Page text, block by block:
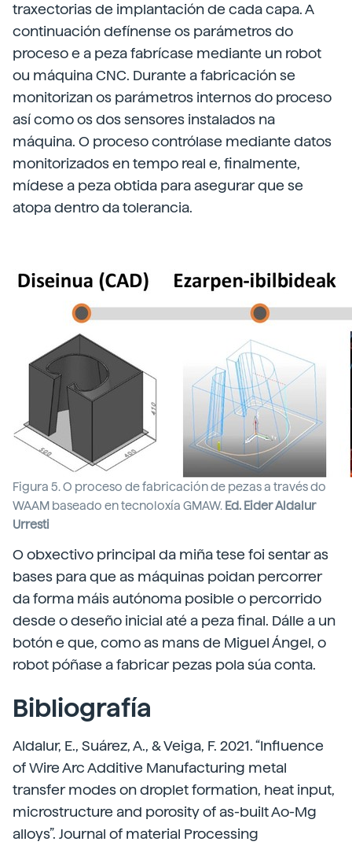
traxectorias de implantación de cada capa. A
continuación defínense os parámetros do
proceso e a peza fabrícase mediante un robot
ou máquina CNC. Durante a fabricación se
monitorizan os parámetros internos do proceso
así como os dos sensores instalados na
máquina. O proceso contrólase mediante datos
monitorizados en tempo real e, finalmente,
mídese a peza obtida para asegurar que se
atopa dentro da tolerancia.
Figura 5. O proceso de fabricación de pezas a través do
WAAM baseado en tecnoloxía GMAW. Ed. Eider Aldalur
Urresti
O obxectivo principal da miña tese foi sentar as
bases para que as máquinas poidan percorrer
da forma máis autónoma posible o percorrido
desde o deseño inicial até a peza final. Dálle a un
botón e que, como as mans de Miguel Ángel, o
robot póñase a fabricar pezas pola súa conta.
Bibliografía
Aldalur, E., Suárez, A., & Veiga, F. 2021. “Influence
of Wire Arc Additive Manufacturing metal
transfer modes on droplet formation, heat input,
microstructure and porosity of as-built Ao-Mg
alloys”. Journal of material Processing